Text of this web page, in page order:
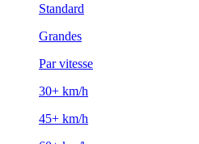
Standard
Grandes
Par vitesse
30+ km/h
45+ km/h